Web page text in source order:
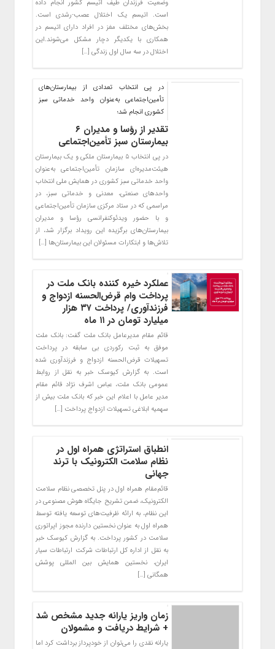
وضعیت فرزندان طیف اتیسم کشور انجام داده
است. اتیسم یک اختلال عصب-رشدی است.
بخش‌های مختلف مغز در افراد دارای اتیسم در
همکاری با یکدیگر دچار مشکل می‌شوند.این
اختلال در سه سال اول زندگی […]
در پی انتخاب تعدادی از بیمارستان‌های
تأمین‌اجتماعی به‌عنوان واحد خدماتی سبز
کشوری انجام شد؛
تقدیر از رؤسا و مدیران ۶
بیمارستان سبز تأمین‌اجتماعی
در پی انتخاب ۵ بیمارستان ملکی و یک بیمارستان
هیئت‌‌مدیره‌ای سازمان تأمین‌اجتماعی به‌عنوان
واحد خدماتی سبز کشوری در همایش ملی انتخاب
واحدهای صنعتی، معدنی و خدماتی سبز، در
مراسمی که در ستاد مرکزی سازمان تأمین‌اجتماعی
و با حضور ویدئوکنفرانسی رؤسا و مدیران
بیمارستان‌های برگزیده این رویداد برگزار شد، از
تلاش‌ها و ابتکارات مسئولان این بیمارستان‌ها […]
عملکرد خیره کننده بانک ملت در
پرداخت وام قرض‌الحسنه ازدواج و
فرزندآوری/ پرداخت ۳۷ هزار
میلیارد تومان در ۱۱ ماه
قائم مقام مدیرعامل بانک ملت گفت: بانک ملت
موفق به ثبت رکوردی بی سابقه در پرداخت
تسهیلات قرض‌الحسنه ازدواج و فرزندآوری شده
است. به گزارش کیوسک خبر به نقل از روابط
عمومی بانک ملت، عباس اشرف نژاد قائم مقام
مدیر عامل با اعلام این خبر که بانک ملت بیش از
سهمیه ابلاغی تسهیلات ازدواج پرداخت […]
انطباق استراتژی همراه اول در
نظام سلامت الکترونیک با ترند
جهانی
قائم‌مقام همراه اول در پنل تخصصی نظام سلامت
الکترونیک، ضمن تشریح جایگاه هوش مصنوعی در
این نظام، به ارائه ظرفیت‌های توسعه یافته توسط
همراه اول به عنوان نخستین دارنده مجوز اپراتوری
سلامت در کشور پرداخت. به گزارش کیوسک خبر
به نقل از اداره کل ارتباطات شرکت ارتباطات سیار
ایران، نخستین همایش بین المللی پوشش
همگانی […]
زمان واریز یارانه جدید مشخص شد
+ شرایط دریافت و مشمولان
یارانه نقدی را می‌توان از خودپرداز برداشت کرد اما